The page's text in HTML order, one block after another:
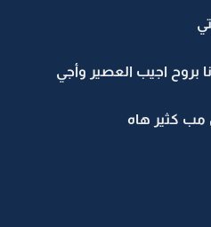
بروح اجيب العصير وأجي
كثير هاه